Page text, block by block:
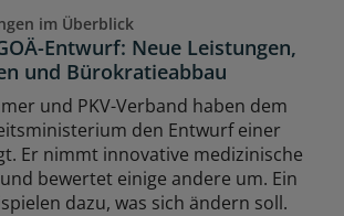
im Überblick
Entwurf: Neue Leistungen,
und Bürokratieabbau
und PKV-Verband haben dem
den Entwurf einer
Er nimmt innovative medizinische
bewertet einige andere um. Ein
dazu, was sich ändern soll.